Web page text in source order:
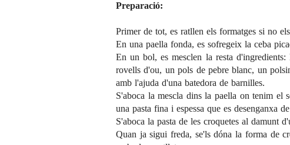
Preparació:
Primer de tot, es ratllen els formatges si no
En una paella fonda, es sofregeix la ceba
En un bol, es mesclen la resta
rovells d'ou, un pols de pebre blanc, un
amb l'ajuda d'una batedora de barnilles.
S'aboca la mescla dins la paella on tenim el
una pasta fina i espessa que es desenganxa
S'aboca la pasta de les croquetes al damunt
Quan ja sigui freda, se'ls dóna la forma de